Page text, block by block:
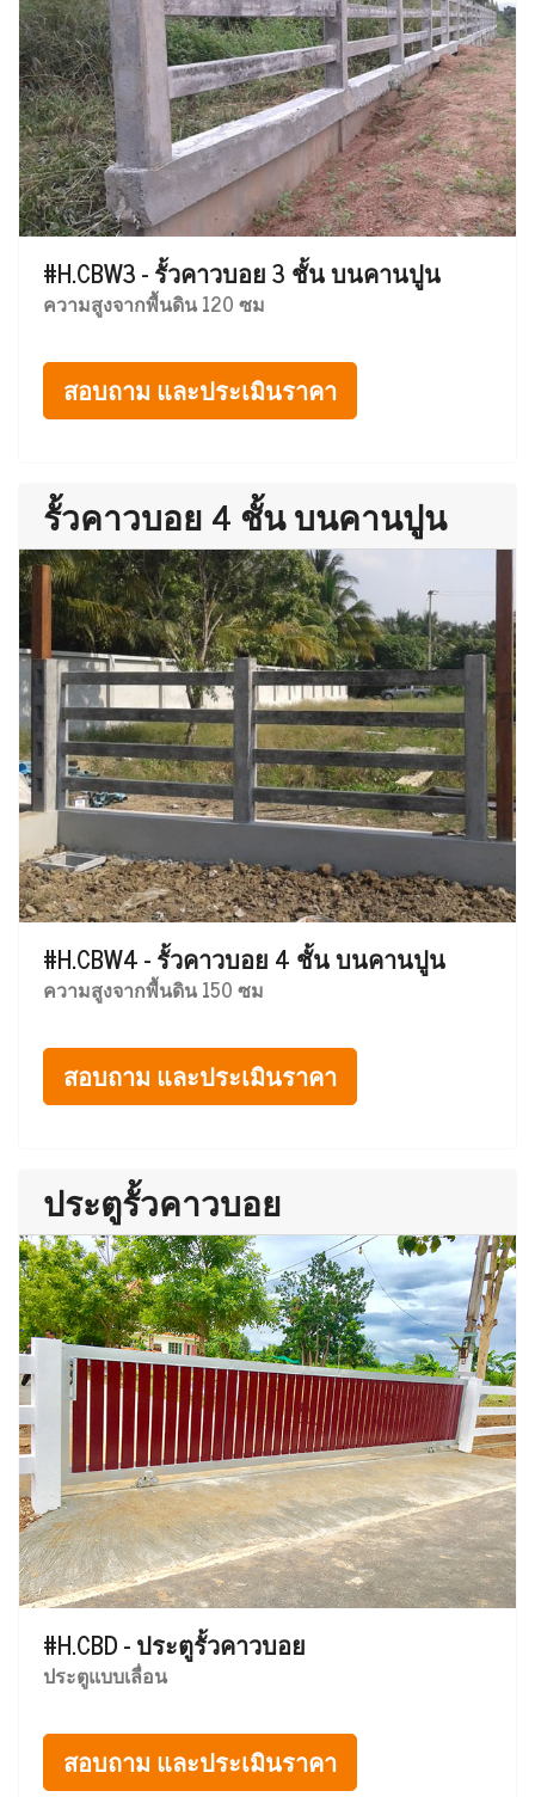
#H.CBW3 - รั้วคาวบอย 3 ชั้น บนคานปูน
ความสูงจากพื้นดิน 120 ซม
สอบถาม และประเมินราคา
รั้วคาวบอย 4 ชั้น บนคานปูน
#H.CBW4 - รั้วคาวบอย 4 ชั้น บนคานปูน
ความสูงจากพื้นดิน 150 ซม
สอบถาม และประเมินราคา
ประตูรั้วคาวบอย
#H.CBD - ประตูรั้วคาวบอย
ประตูแบบเลื่อน
สอบถาม และประเมินราคา